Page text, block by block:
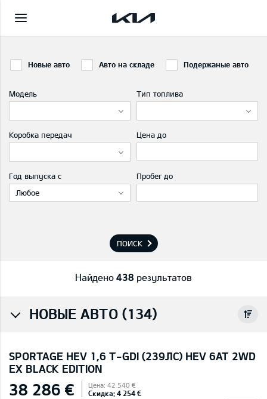
Новые авто Авто на складе Подержаные авто
Модель Тип топлива
Коробка передач Цена до
Год выпуска с
Любое
Пробег до
ПОИСК
Найдено 438 результатов
НОВЫЕ АВТО (134)
SPORTAGE HEV 1,6 T-GDI (239ЛС) HEV 6AT 2WD
EX BLACK EDITION
38 286 € Цена: 42 540 €
Скидка: 4 254 €